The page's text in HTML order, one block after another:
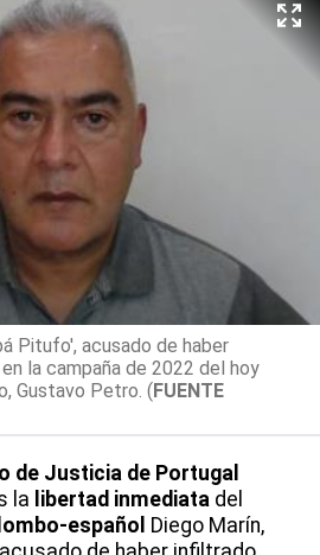
Pitufo', acusado de haber
la campaña de 2022 del hoy
Gustavo Petro. (FUENTE
de Justicia de Portugal
la libertad inmediata del
español Diego Marín,